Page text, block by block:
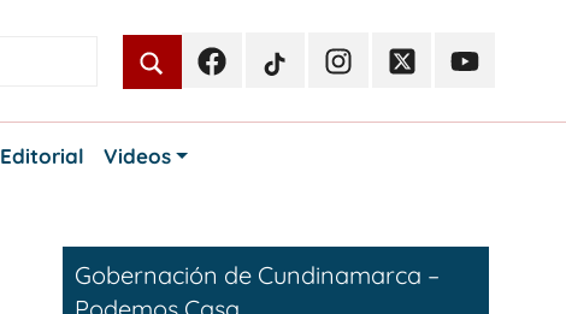
FacebookTikTokInstagramTwitterYoutube
Editorial Videos
Gobernación de Cundinamarca –